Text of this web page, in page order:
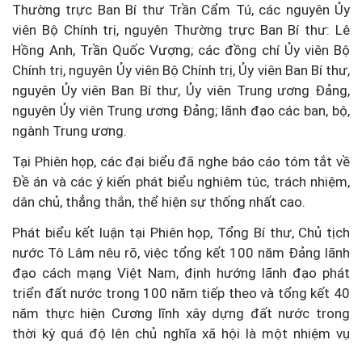
Thường trực Ban Bí thư Trần Cẩm Tú, các nguyên Ủy
viên Bộ Chính trị, nguyên Thường trực Ban Bí thư: Lê
Hồng Anh, Trần Quốc Vượng; các đồng chí Ủy viên Bộ
Chính trị, nguyên Ủy viên Bộ Chính trị, Ủy viên Ban Bí thư,
nguyên Ủy viên Ban Bí thư, Ủy viên Trung ương Đảng,
nguyên Ủy viên Trung ương Đảng; lãnh đạo các ban, bộ,
ngành Trung ương.
Tại Phiên họp, các đại biểu đã nghe báo cáo tóm tắt về
Đề án và các ý kiến phát biểu nghiêm túc, trách nhiệm,
dân chủ, thẳng thắn, thể hiện sự thống nhất cao.
Phát biểu kết luận tại Phiên họp, Tổng Bí thư, Chủ tịch
nước Tô Lâm nêu rõ, việc tổng kết 100 năm Đảng lãnh
đạo cách mạng Việt Nam, định hướng lãnh đạo phát
triển đất nước trong 100 năm tiếp theo và tổng kết 40
năm thực hiện Cương lĩnh xây dựng đất nước trong
thời kỳ quá độ lên chủ nghĩa xã hội là một nhiệm vụ